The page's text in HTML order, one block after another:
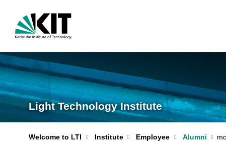
Light Technology Institute
Welcome to LTI Institute Employee Alumni